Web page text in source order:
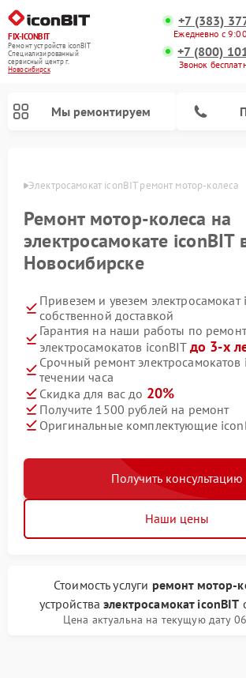
FIX-ICONBIT
Ремонт устройств iconBIT
Специализированный
cервисный центр г.
Новосибирск
+7 (383)
Ежедневно с
+7 (800)
Звонок
Мы ремонтируем
Электросамокат iconBIT ремонт мотор-колеса
Ремонт мотор-колеса на
электросамокате iconBIT
Новосибирске
Привезем и увезем электросамокат
собственной доставкой
Гарантия на наши работы по
электросамокатов iconBIT до 3-х
Срочный ремонт электросамокатов
течении часа
Скидка для вас до 20%
Получите 1500 рублей на ремонт
Оригинальные комплектующие
Получить консультацию
Наши цены
Стоимость услуги ремонт мотор-
устройстваэлектросамокат iconBIT
Цена актуальна на текущую дату